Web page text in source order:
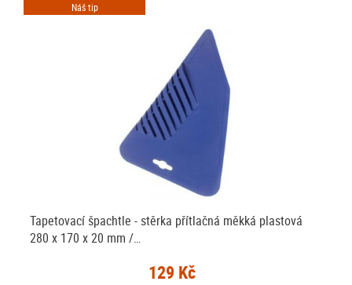
Náš tip
Tapetovací špachtle - stěrka přítlačná měkká plastová
280 x 170 x 20 mm /…
129 Kč